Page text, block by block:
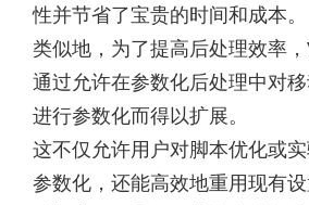
性并节省了宝贵的时间和成本。
类似地，为了提高后处理效率
通过允许在参数化后处理中对
进行参数化而得以扩展。
这不仅允许用户对脚本优化或
参数化，还能高效地重用现有